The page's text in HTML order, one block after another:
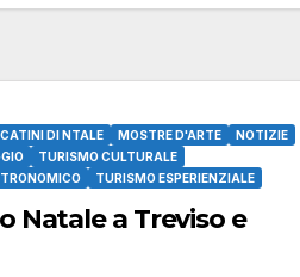
DI NTALE MOSTRE D'ARTE
NOTIZIE
TURISMO CULTURALE
TURISMO ESPERIENZIALE
Natale a Treviso e